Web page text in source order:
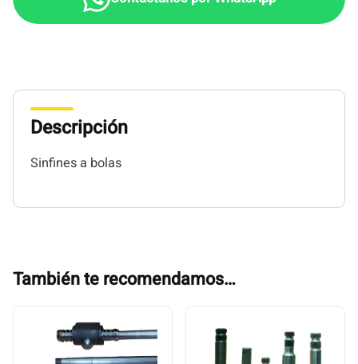
Descripción
Sinfines a bolas
También te recomendamos…